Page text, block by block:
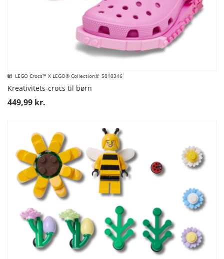
LEGO Crocs™ X LEGO® Collection 5010346
Kreativitets-crocs til børn
449,99 kr.